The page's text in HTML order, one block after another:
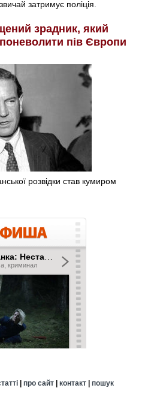
затримує поліція.
зрадник, який
пів Європи
розвідки став кумиром
| про сайт| контакт| пошук